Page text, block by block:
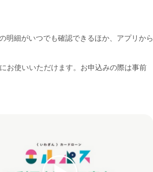
明細がいつでも確認できるほか、アプリから
お使いいただけます。お申込みの際は事前